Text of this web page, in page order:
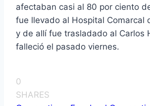
afectaban casi al 80 por ciento
fue llevado al Hospital Comarcal
y de allí­ fue trasladado al Carlos
falleció el pasado viernes.
0
SHARES